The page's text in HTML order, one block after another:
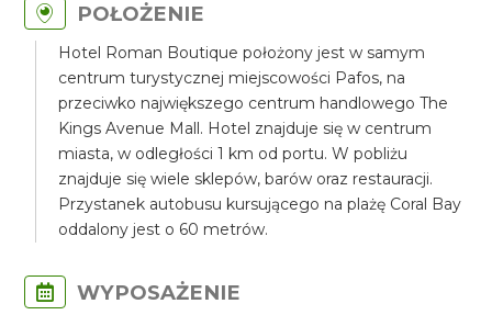
POŁOŻENIE
Hotel Roman Boutique położony jest w samym
centrum turystycznej miejscowości Pafos, na
przeciwko największego centrum handlowego The
Kings Avenue Mall. Hotel znajduje się w centrum
miasta, w odległości 1 km od portu. W pobliżu
znajduje się wiele sklepów, barów oraz restauracji.
Przystanek autobusu kursującego na plażę Coral Bay
oddalony jest o 60 metrów.
WYPOSAŻENIE